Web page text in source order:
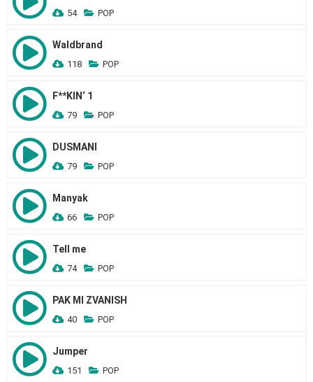
54 POP
Waldbrand
118 POP
F**KIN‘ 1
79 POP
DUSMANI
79 POP
Manyak
66 POP
Tell me
74 POP
PAK MI ZVANISH
40 POP
Jumper
151 POP